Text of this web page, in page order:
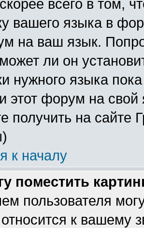
всего в том,
вашего языка в
на ваш язык.
ли он
нужного языка
этот форум на
получить на сайте
к началу
поместить
пользователя
относится к вашему